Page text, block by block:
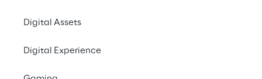
Digital Assets
Digital Experience
preparar pacotes,
Cada elemento foi
criança se sinta
A Kinder tinha que